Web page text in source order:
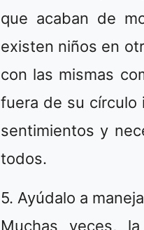
que acaban de
existen niños en
con las mismas
fuera de su círculo
sentimientos y
todos.
5. Ayúdalo a
Muchas veces,